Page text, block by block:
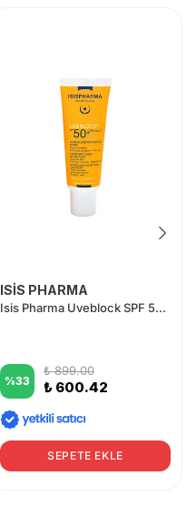
ISİS PHARMA
Isis Pharma Uveblock SPF 50+ Dry Touch Ultra Fluid 40 ml - Light
%33
₺ 899.00
₺ 600.42
SEPETE EKLE